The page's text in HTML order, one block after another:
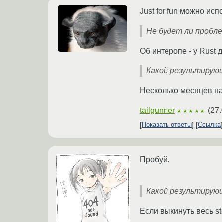
Just for fun можно
Не будет ли
Об интеропе - у Rust
Какой
Несколько месяцев
tailgunner ★★★★★ (
Показать ответы Ссылка
Пробуй.
Какой
Если выкинуть весь